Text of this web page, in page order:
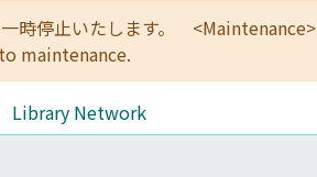
一時停止いたします。
maintenance.
Library Network